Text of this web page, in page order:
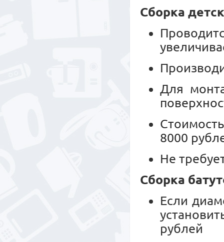
Сборка
Для
8000
Не
Сборка
Если
рублей